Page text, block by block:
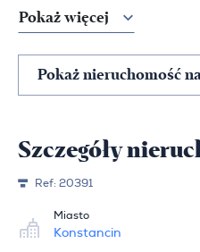
Pokaż więcej
Pokaż nieruchomość
Szczegóły
Ref: 20391
Miasto
Konstancin